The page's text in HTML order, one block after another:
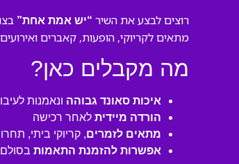
רוצים לבצע את השיר “יש אמת אחת”
מתאים לקריוקי, הופעות, קאברים
מה מקבלים כאן?
איכות סאונד גבוהה ונאמנות
הורדה מיידית לאחר רכישה
מתאים לזמרים, קריוקי ביתי,
אפשרות להזמנת התאמות